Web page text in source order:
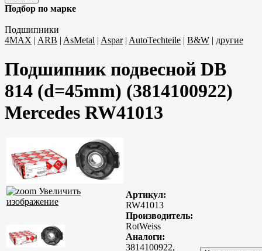
Подбор по марке
Подшипники
4MAX | ARB | AsMetal | Aspar| AutoTechteile | B&W | другие
Подшипник подвесной DB
814 (d=45mm) (3814100922)
Mercedes RW41013
Увеличить
изображение
Артикул:
RW41013
Производитель:
RotWeiss
Аналоги:
3814100922,